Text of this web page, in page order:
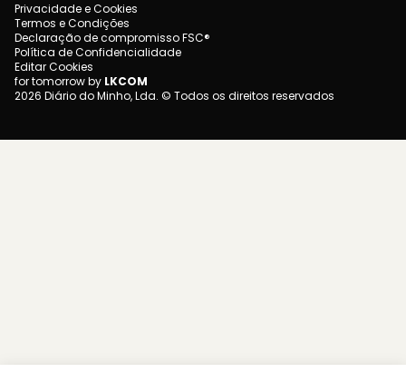
Privacidade e Cookies
Termos e Condições
Declaração de compromisso FSC®
Política de Confidencialidade
Editar Cookies
for tomorrow by LKCOM
2026 Diário do Minho, Lda. © Todos os direitos reservados